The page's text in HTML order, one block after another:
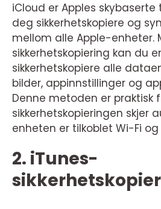
iCloud er Apples
deg sikkerhetskopiere og
mellom alle Apple-enheter.
sikkerhetskopiering kan du
sikkerhetskopiere alle
bilder, appinnstillinger og
Denne metoden er praktisk
sikkerhetskopieringen skjer
enheten er tilkoblet Wi-Fi
2. iTunes-